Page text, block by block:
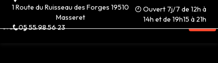
1 Route du Ruisseau des Forges 19510
Masseret
05 55 98 56 23
Ouvert 7j/7 de 12h à
14h et de 19h15 à 21h
Panneau de gestion des cookies